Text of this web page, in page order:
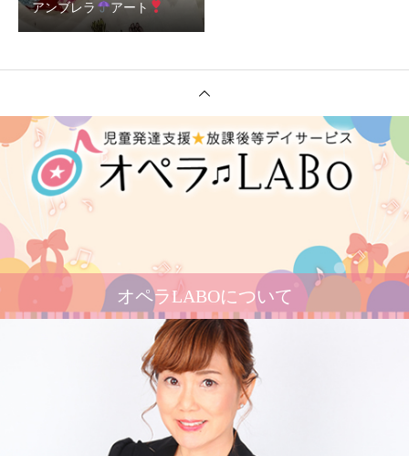
アンブレラ アート
オペラLABOについて